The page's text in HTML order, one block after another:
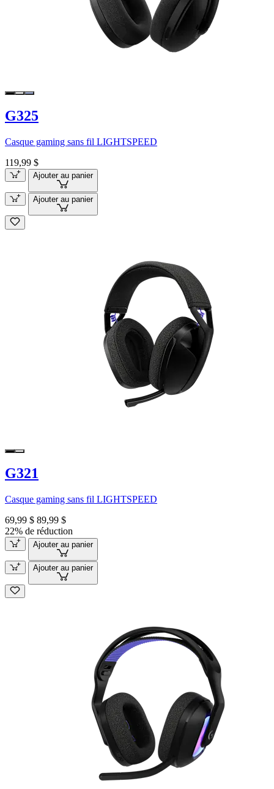
G325
Casque gaming sans fil LIGHTSPEED
119,99 $
Ajouter au panier
Ajouter au panier
G321
Casque gaming sans fil LIGHTSPEED
69,99 $ 89,99 $
22% de réduction
Ajouter au panier
Ajouter au panier